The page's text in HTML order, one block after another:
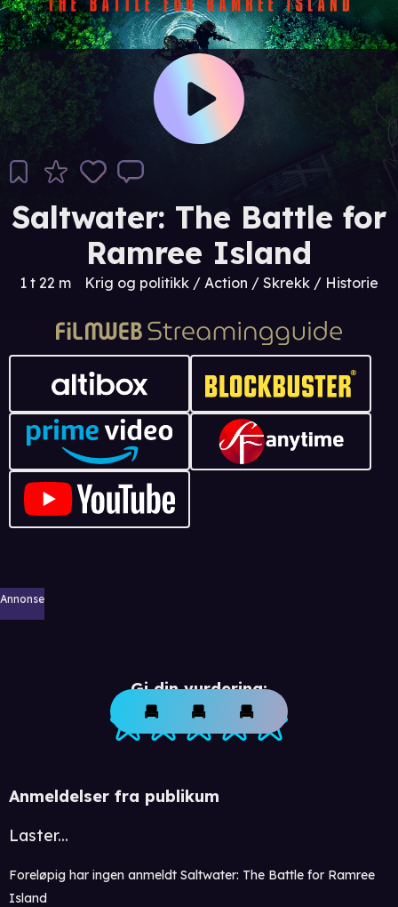
Saltwater: The Battle for
Ramree Island
1 t 22 m Krig og politikk / Action / Skrekk / Historie
Annonse
Gi din vurdering:
Anmeldelser fra publikum
Laster...
Foreløpig har ingen anmeldt Saltwater: The Battle for Ramree
Island